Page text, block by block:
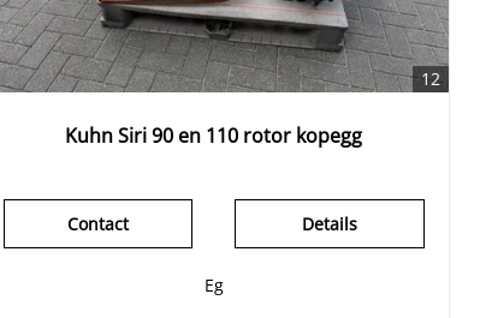
12
Kuhn Siri 90 en 110 rotor kopegg
Details
Contact
Eg